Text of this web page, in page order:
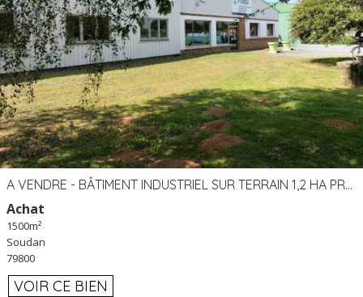
A VENDRE - BÂTIMENT INDUSTRIEL SUR TERRAIN 1,2 HA PROCHE ÉCHANGEUR A10 - SOUDAN (79)
Achat
1500m²
Soudan
79800
VOIR CE BIEN